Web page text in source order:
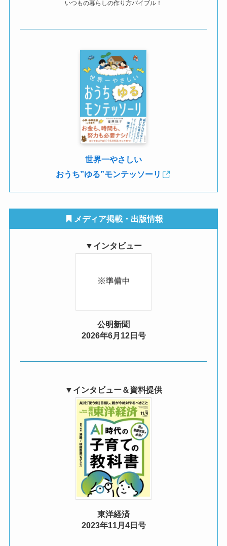
いつもの暮らしの作り方バイブル！
世界一やさしい
おうち”ゆる”モンテッソーリ
メディア掲載・出版情報
▼ インタビュー
公明新聞
2026年6月12日号
▼ インタビュー＆資料提供
東洋経済
2023年11月4日号